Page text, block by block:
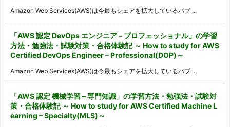
Amazon Web Services(AWS)は今最もシェアを拡大しているパブ ...
「AWS 認定 DevOps エンジニア – プロフェッショナル」の学習
方法・勉強法・試験対策・合格体験記 ～ How to study for AWS
Certified DevOps Engineer – Professional(DOP)～
Amazon Web Services(AWS)は今最もシェアを拡大しているパブ ...
「AWS 認定 機械学習 – 専門知識」の学習方法・勉強法・試験対
策・合格体験記 ～ How to study for AWS Certified Machine L
earning – Specialty(MLS)～